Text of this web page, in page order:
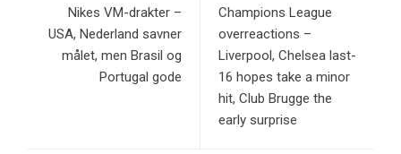
Nikes VM-drakter –
USA, Nederland savner
målet, men Brasil og
Portugal gode
Champions League
overreactions –
Liverpool, Chelsea last-
16 hopes take a minor
hit, Club Brugge the
early surprise